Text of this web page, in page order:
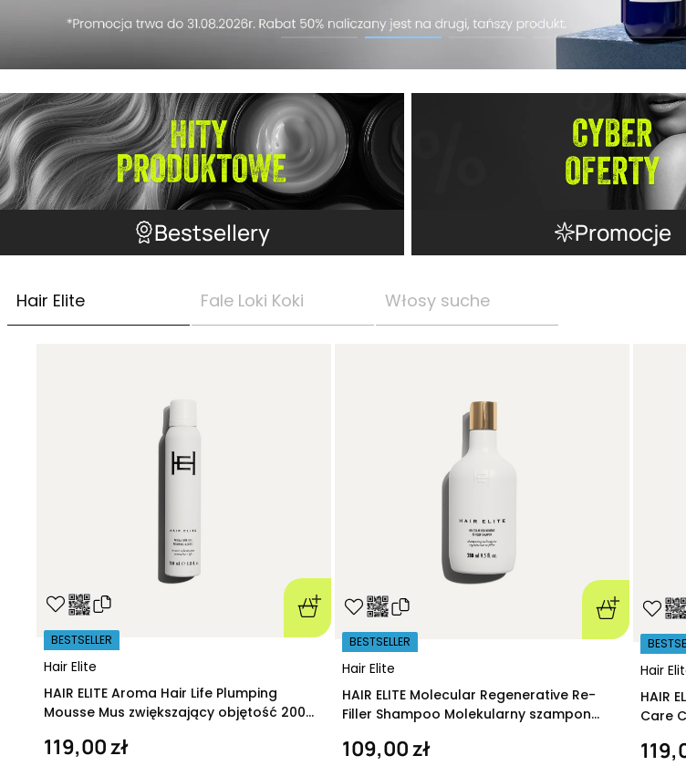
Bestsellery Promocje
Hair Elite Fale Loki Koki Włosy suche
Hair Elite
BESTSELLER
HAIR ELITE Aroma Hair Life Plumping
Mousse Mus zwiększający objętość 200
119,00 zł
Hair Elite
BESTSELLER
HAIR ELITE Molecular Regenerative Re-
Filler Shampoo Molekularny szampon
109,00 zł
Hair
HAIR
Care